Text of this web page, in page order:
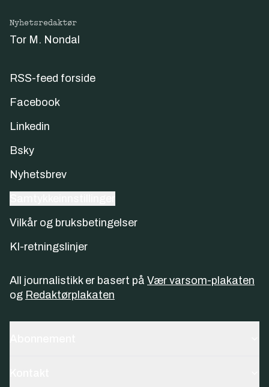
Nyhetsredaktør
Tor M. Nondal
RSS-feed forside
Facebook
Linkedin
Bsky
Nyhetsbrev
Vilkår og bruksbetingelser
KI-retningslinjer
All journalistikk er basert på Vær varsom-plakaten
og Redaktørplakaten